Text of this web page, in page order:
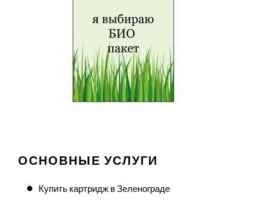
ОСНОВНЫЕ УСЛУГИ
Купить картридж в Зеленограде